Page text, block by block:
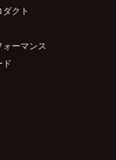
ダクト
ォーマンス
ド